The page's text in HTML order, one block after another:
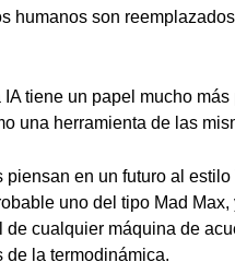
humanos son
tiene un papel mucho
una herramienta de las
piensan en un futuro al
uno del tipo Mad
de cualquier máquina de
de la termodinámica.